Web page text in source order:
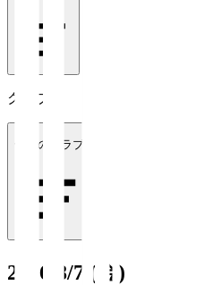
クラブ
全てのクラブ
2026/8/7 (金)